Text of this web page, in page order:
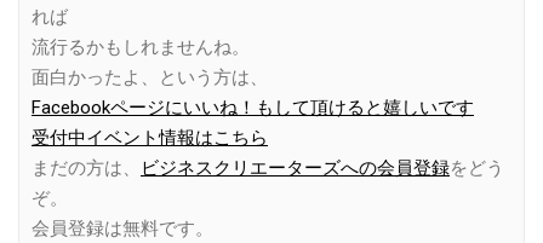
れば
流行るかもしれませんね。
面白かったよ、という方は、
Facebookページにいいね！もして頂けると嬉しいです
受付中イベント情報はこちら
まだの方は、
ビジネスクリエーターズへの会員登録をどう
ぞ。
会員登録は無料です。